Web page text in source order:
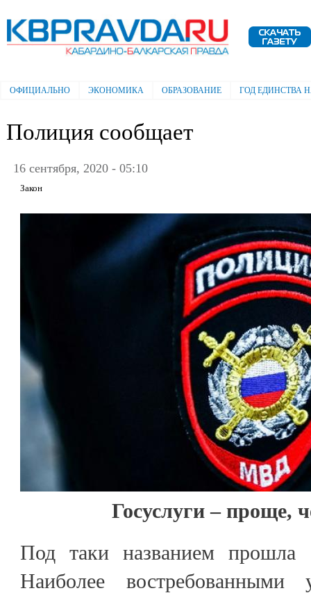
Электронная газета "Кабардино-
Балкарская правда"
Главное меню
ОФИЦИАЛЬНО ЭКОНОМИКА ОБРАЗОВАНИЕ ГОД ЕДИНСТВА
Полиция сообщает
16 сентября, 2020 - 05:10
Закон
Госуслуги – проще,
Под таки названием прошла
Наиболее